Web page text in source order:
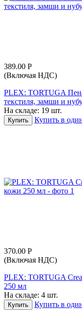
389.00 Р
(Включая НДС)
PLEX: TORTUGA
текстиля, замши и
На складе: 19 шт.
Купить Купить в
370.00 Р
(Включая НДС)
PLEX: TORTUGA
250 мл
На складе: 4 шт.
Купить Купить в